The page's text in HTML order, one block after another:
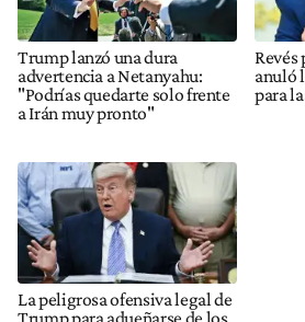
Trump lanzó una dura
advertencia a Netanyahu:
"Podrías quedarte solo frente
a Irán muy pronto"
Revés
anuló
para
La peligrosa ofensiva legal de
Trump para adueñarse de los